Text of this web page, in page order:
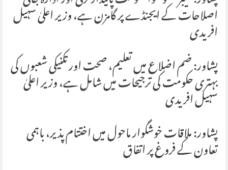
اصلاحات کے ایجنڈے پر گامزن ہے، وزیر اعلیٰ سہیل
افریدی
پشاور: ضم اضلاع میں تعلیم، صحت اور تکنیکی شعبوں کی
بہتری حکومت کی ترجیحات میں شامل ہے، وزیر اعلیٰ
سہیل افریدی
پشاور: ملاقات خوشگوار ماحول میں اختتام پذیر، باہمی
تعاون کے فروغ پر اتفاق